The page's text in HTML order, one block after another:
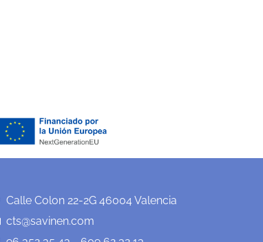
Calle Colon 22-2G 46004 Valencia
cts@savinen.com